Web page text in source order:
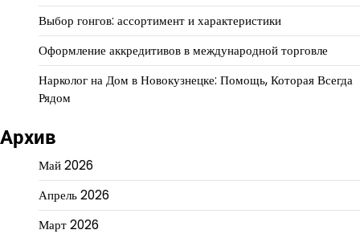
Выбор гонгов: ассортимент и характеристики
Оформление аккредитивов в международной торговле
Нарколог на Дом в Новокузнецке: Помощь, Которая Всегда
Рядом
Архив
Май 2026
Апрель 2026
Март 2026